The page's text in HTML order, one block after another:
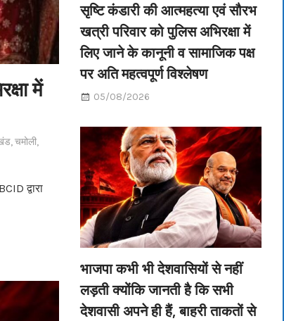
में
,चमोली,
द्वारा
सृष्टि कंडारी की आत्महत्या एवं सौरभ
खत्री परिवार को पुलिस अभिरक्षा में
लिए जाने के कानूनी व सामाजिक पक्ष
पर अति महत्वपूर्ण विश्लेषण
05/08/2026
भाजपा कभी भी देशवासियों से नहीं
लड़ती क्योंकि जानती है कि सभी
देशवासी अपने ही हैं, बाहरी ताकतों से